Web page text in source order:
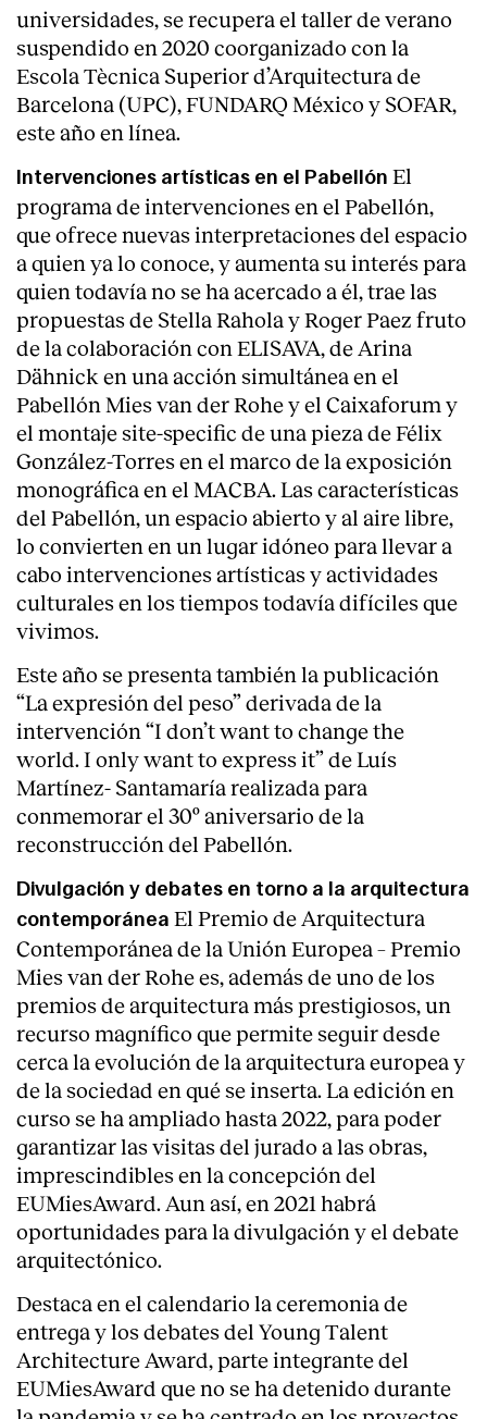
Servicios
universidades, se recupera el taller de verano
suspendido en 2020 coorganizado con la
Escola Tècnica Superior d’Arquitectura de
Barcelona (UPC), FUNDARQ México y SOFAR,
este año en línea.
Intervenciones artísticas en el Pabellón El
programa de intervenciones en el Pabellón,
que ofrece nuevas interpretaciones del espacio
a quien ya lo conoce, y aumenta su interés para
quien todavía no se ha acercado a él, trae las
propuestas de Stella Rahola y Roger Paez fruto
de la colaboración con ELISAVA, de Arina
Dähnick en una acción simultánea en el
Pabellón Mies van der Rohe y el Caixaforum y
el montaje site-specific de una pieza de Félix
González-Torres en el marco de la exposición
monográfica en el MACBA. Las características
del Pabellón, un espacio abierto y al aire libre,
lo convierten en un lugar idóneo para llevar a
cabo intervenciones artísticas y actividades
culturales en los tiempos todavía difíciles que
vivimos.
Este año se presenta también la publicación
“La expresión del peso” derivada de la
intervención “I don’t want to change the
world. I only want to express it” de Luís
Martínez- Santamaría realizada para
conmemorar el 30º aniversario de la
reconstrucción del Pabellón.
Divulgación y debates en torno a la arquitectura
contemporánea El Premio de Arquitectura
Contemporánea de la Unión Europea – Premio
Mies van der Rohe es, además de uno de los
premios de arquitectura más prestigiosos, un
recurso magnífico que permite seguir desde
cerca la evolución de la arquitectura europea y
de la sociedad en qué se inserta. La edición en
curso se ha ampliado hasta 2022, para poder
garantizar las visitas del jurado a las obras,
imprescindibles en la concepción del
EUMiesAward. Aun así, en 2021 habrá
oportunidades para la divulgación y el debate
arquitectónico.
Destaca en el calendario la ceremonia de
entrega y los debates del Young Talent
Architecture Award, parte integrante del
EUMiesAward que no se ha detenido durante